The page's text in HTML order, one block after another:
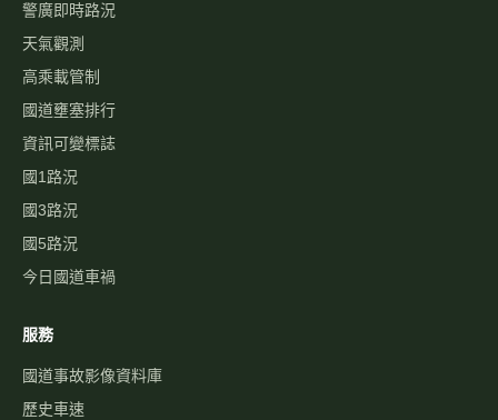
警廣即時路況
天氣觀測
高乘載管制
國道壅塞排行
資訊可變標誌
國1路況
國3路況
國5路況
今日國道車禍
服務
國道事故影像資料庫
歷史車速